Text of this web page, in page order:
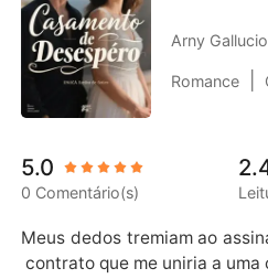
Histórico
Sair
Baixar App
Moderno
Lobisomem
Contos
Bilionários
Arny Gallucio
Romance
5.0
0 Comentário(s)
Meus dedos tremiam ao
contrato que me uniria a